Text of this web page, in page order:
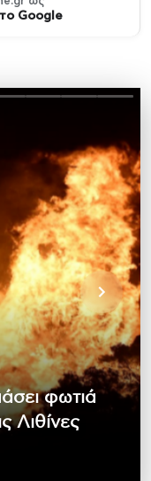
Google
φωτιά
Λιθίνες